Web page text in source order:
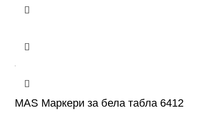
MAS Маркери за бела табла 6412